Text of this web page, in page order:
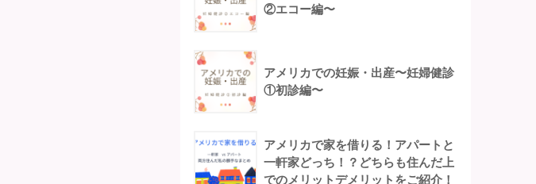
②エコー編〜
アメリカでの妊娠・出産〜妊婦健診
①初診編〜
アメリカで家を借りる！アパートと
一軒家どっち！？どちらも住んだ上
でのメリットデメリットをご紹介！